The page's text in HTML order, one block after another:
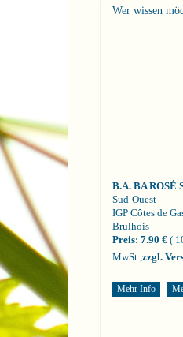
Wer wissen
B.A. BA ROSÉ
Sud-Ouest
IGP Côtes de
Brulhois
Preis: 7.90 € (
MwSt., zzgl.
Mehr Info